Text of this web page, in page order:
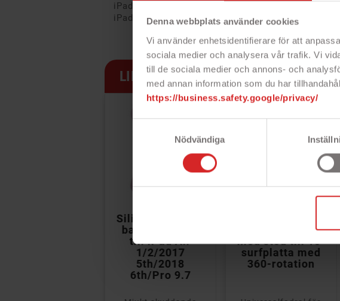
Denna webbplats använder cookies
Vi använder enhetsidentifierare för att
sociala medier och analysera vår trafik. Vi
till de sociala medier och annons- och
med annan information som du har
https://business.safety.google/privacy/
Nödvändiga
iPad Pro 12.9 5th Gen (2021) M1
iPad Pro 12.9 6th Gen (2022) M2
LIKNANDE PRODUKTER
Siliconfodral för
barn med stöd
till iPad Air
1/2/2017
5th/2018
6th/Pro 9.7
Universalfodral
med stöd till 10"
surfplatta med
360-rotation